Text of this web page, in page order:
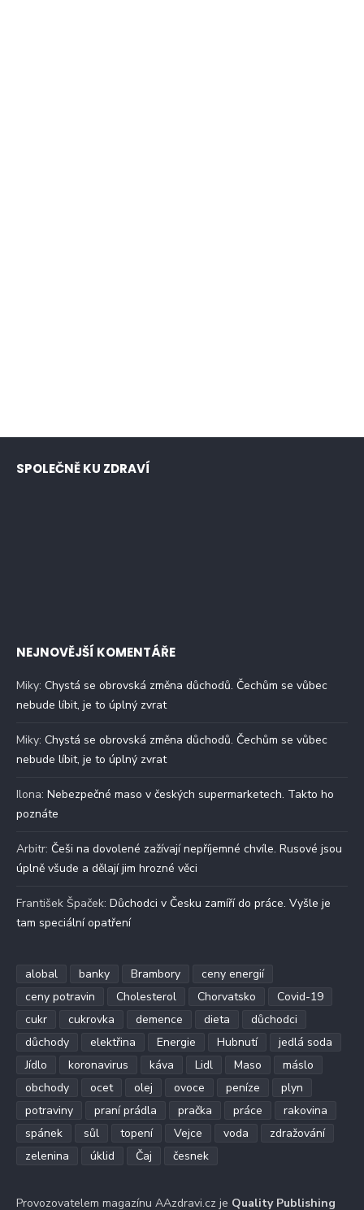
SPOLEČNĚ KU ZDRAVÍ
NEJNOVĚJŠÍ KOMENTÁŘE
Miky: Chystá se obrovská změna důchodů. Čechům se vůbec
nebude líbit, je to úplný zvrat
Miky: Chystá se obrovská změna důchodů. Čechům se vůbec
nebude líbit, je to úplný zvrat
Ilona: Nebezpečné maso v českých supermarketech. Takto ho
poznáte
Arbitr: Češi na dovolené zažívají nepříjemné chvíle. Rusové jsou
úplně všude a dělají jim hrozné věci
František Špaček: Důchodci v Česku zamíří do práce. Vyšle je
tam speciální opatření
alobal banky Brambory
ceny energií
ceny potravin
Cholesterol Chorvatsko
Covid-19
cukr
cukrovka demence dieta
důchodci
důchody
elektřina Energie Hubnutí
jedlá soda
Jídlo
koronavirus káva Lidl Maso
máslo
obchody
ocet olej ovoce peníze
plyn
potraviny
praní prádla pračka práce
rakovina
spánek
sůl topení Vejce voda
zdražování
zelenina
úklid Čaj česnek
Provozovatelem magazínu AAzdravi.cz je Quality Publishing